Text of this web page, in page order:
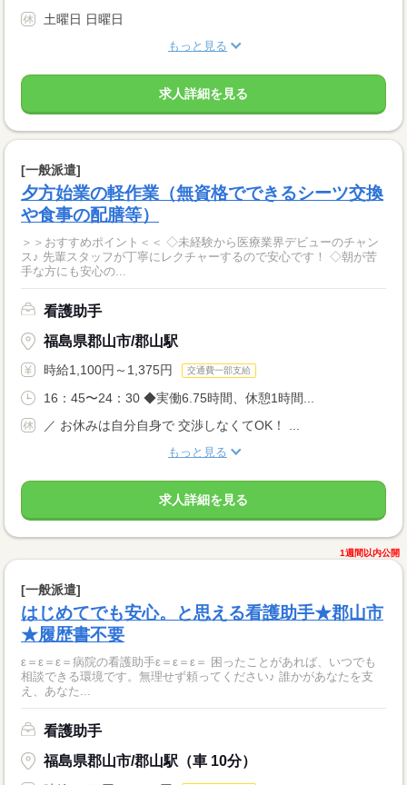
土曜日 日曜日
もっと見る
求人詳細を見る
[一般派遣]
夕方始業の軽作業（無資格でできるシーツ交換
や食事の配膳等）
＞＞おすすめポイント＜＜ ◇未経験から医療業界デビューのチャン
ス♪ 先輩スタッフが丁寧にレクチャーするので安心です！ ◇朝が苦
手な方にも安心の...
看護助手
福島県郡山市/郡山駅
時給1,100円～1,375円 交通費一部支給
16：45〜24：30 ◆実働6.75時間、休憩1時間...
／ お休みは自分自身で 交渉しなくてOK！ ...
もっと見る
求人詳細を見る
1週間以内公開
[一般派遣]
はじめてでも安心。と思える看護助手★郡山市
★履歴書不要
ε＝ε＝ε＝病院の看護助手ε＝ε＝ε＝ 困ったことがあれば、いつでも
相談できる環境です。無理せず頼ってください♪ 誰かがあなたを支
え、あなた...
看護助手
福島県郡山市/郡山駅（車 10分）